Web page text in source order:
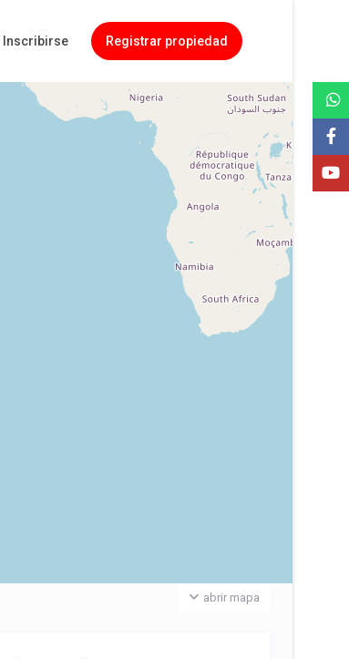
Inscribirse Registrar propiedad
abrir mapa